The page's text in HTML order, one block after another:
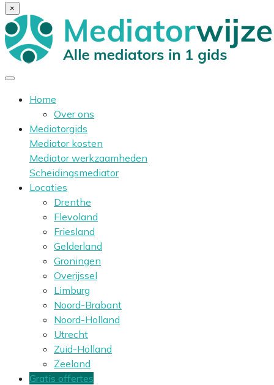
×
Home
Over ons
Mediatorgids
Mediator kosten
Mediator werkzaamheden
Scheidingsmediator
Locaties
Drenthe
Flevoland
Friesland
Gelderland
Groningen
Overijssel
Limburg
Noord-Brabant
Noord-Holland
Utrecht
Zuid-Holland
Zeeland
Gratis offertes